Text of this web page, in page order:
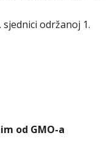
održanoj 1.
od GMO-a